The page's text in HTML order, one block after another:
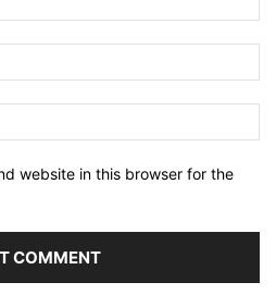
website in this browser for the